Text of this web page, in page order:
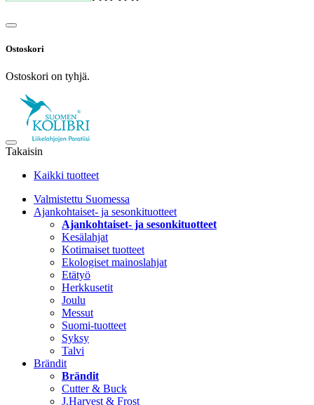
Ostoskori
Ostoskori on tyhjä.
Takaisin
Kaikki tuotteet
Valmistettu Suomessa
Ajankohtaiset- ja sesonkituotteet
Ajankohtaiset- ja sesonkituotteet
Kesälahjat
Kotimaiset tuotteet
Ekologiset mainoslahjat
Etätyö
Herkkusetit
Joulu
Messut
Suomi-tuotteet
Syksy
Talvi
Brändit
Brändit
Cutter & Buck
J.Harvest & Frost